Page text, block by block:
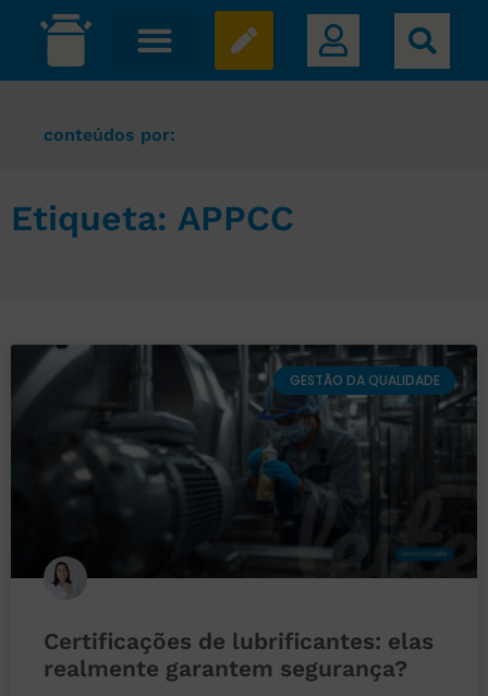
conteúdos por:
Etiqueta: APPCC
GESTÃO DA QUALIDADE
Certificações de lubrificantes: elas
realmente garantem segurança?